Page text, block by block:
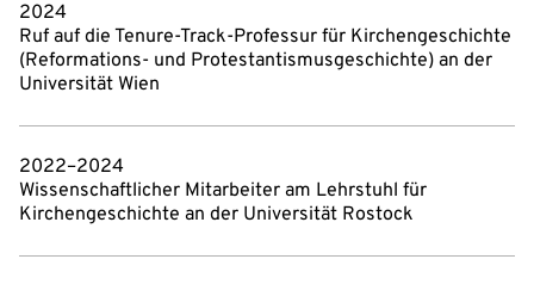
2024
Ruf auf die Tenure-Track-Professur für Kirchengeschichte
(Reformations- und Protestantismusgeschichte) an der
Universität Wien
2022–2024
Wissenschaftlicher Mitarbeiter am Lehrstuhl für
Kirchengeschichte an der Universität Rostock